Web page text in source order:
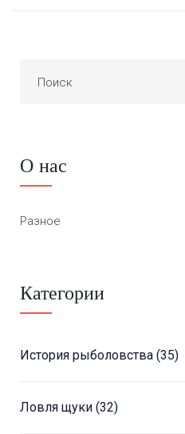
О нас
Разное
Категории
История рыболовства (35)
Ловля щуки (32)